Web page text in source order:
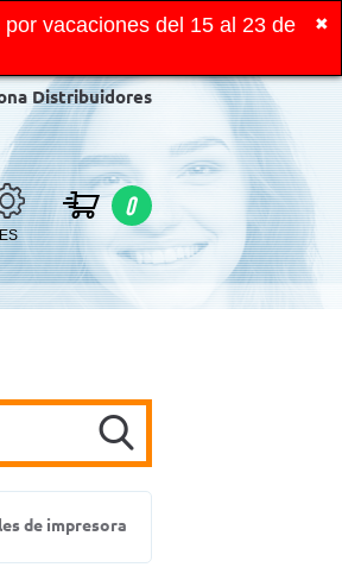
✖
vacaciones del 15 al 23 de
Distribuidores
0
de impresora